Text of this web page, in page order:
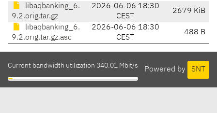
libaqbanking_6.
9.2.orig.tar.gz
2026-06-06 18:30
CEST
2679 KiB
libaqbanking_6.
9.2.orig.tar.gz.asc
2026-06-06 18:30
CEST
488 B
Powered by SNT
Current bandwidth utilization 340.01 Mbit/s